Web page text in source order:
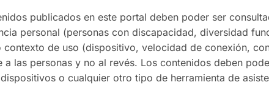
publicados en este portal deben poder ser
personal (personas con discapacidad, diversidad
contexto de uso (dispositivo, velocidad de conexión,
a las personas y no al revés. Los contenidos deben
o cualquier otro tipo de herramienta de